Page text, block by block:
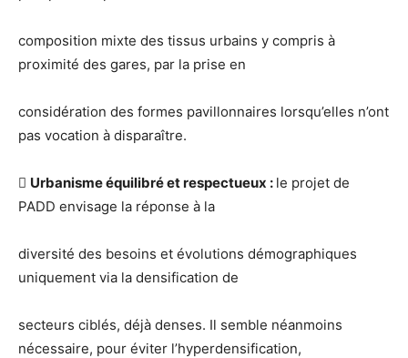
composition mixte des tissus urbains y compris à
proximité des gares, par la prise en
considération des formes pavillonnaires lorsqu’elles n’ont
pas vocation à disparaître.
 Urbanisme équilibré et respectueux : le projet de
PADD envisage la réponse à la
diversité des besoins et évolutions démographiques
uniquement via la densification de
secteurs ciblés, déjà denses. Il semble néanmoins
nécessaire, pour éviter l’hyperdensification,